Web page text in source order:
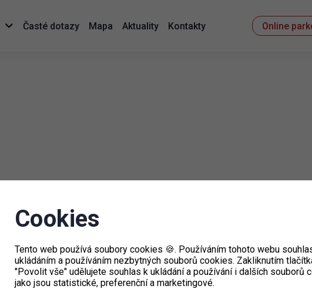
Časté dotazy Mapa Aktuality Kontakty Online
Cookies
Tento web používá soubory cookies 🍪. Používáním tohoto webu
ukládáním a používáním nezbytných souborů cookies. Zakliknutím
"Povolit vše" udělujete souhlas k ukládání a používání i dalších souborů
jako jsou statistické, preferenční a marketingové.